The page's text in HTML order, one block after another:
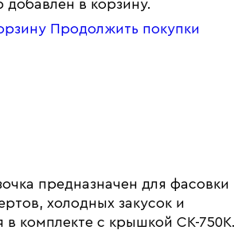
добавлен в корзину.
Продолжить покупки
предназначен для фасовки
холодных закусок и
в комплекте с крышкой СК-